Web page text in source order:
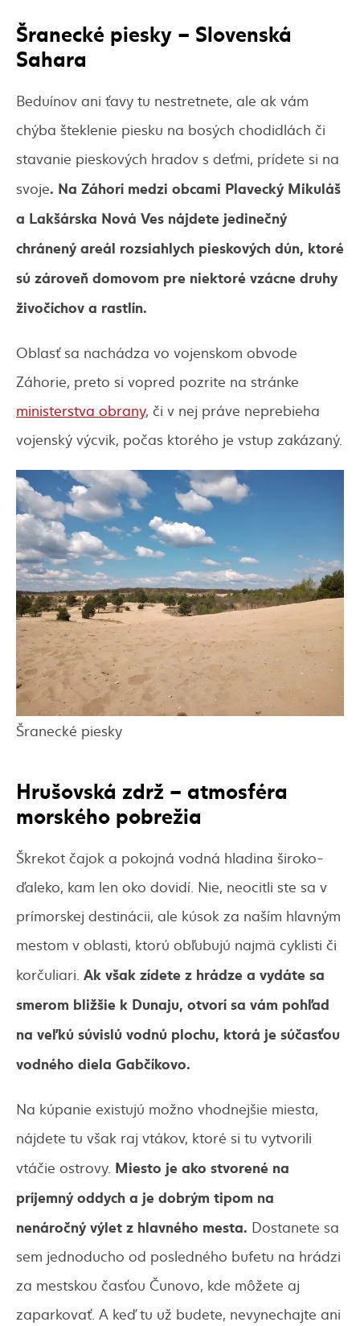
Šranecké piesky – Slovenská
Sahara
Beduínov ani ťavy tu nestretnete, ale ak vám
chýba šteklenie piesku na bosých chodidlách či
stavanie pieskových hradov s deťmi, prídete si na
svoje. Na Záhorí medzi obcami Plavecký Mikuláš
a Lakšárska Nová Ves nájdete jedinečný
chránený areál rozsiahlych pieskových dún, ktoré
sú zároveň domovom pre niektoré vzácne druhy
živočíchov a rastlín.
Oblasť sa nachádza vo vojenskom obvode
Záhorie, preto si vopred pozrite na stránke
ministerstva obrany, či v nej práve neprebieha
vojenský výcvik, počas ktorého je vstup zakázaný.
Šranecké piesky
Hrušovská zdrž – atmosféra
morského pobrežia
Škrekot čajok a pokojná vodná hladina široko-
ďaleko, kam len oko dovidí. Nie, neocitli ste sa v
prímorskej destinácii, ale kúsok za naším hlavným
mestom v oblasti, ktorú obľubujú najmä cyklisti či
korčuliari. Ak však zídete z hrádze a vydáte sa
smerom bližšie k Dunaju, otvorí sa vám pohľad
na veľkú súvislú vodnú plochu, ktorá je súčasťou
vodného diela Gabčíkovo.
Na kúpanie existujú možno vhodnejšie miesta,
nájdete tu však raj vtákov, ktoré si tu vytvorili
vtáčie ostrovy. Miesto je ako stvorené na
príjemný oddych a je dobrým tipom na
nenáročný výlet z hlavného mesta. Dostanete sa
sem jednoducho od posledného bufetu na hrádzi
za mestskou časťou Čunovo, kde môžete aj
zaparkovať. A keď tu už budete, nevynechajte ani